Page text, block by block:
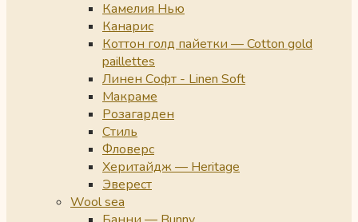
Камелия Нью
Канарис
Коттон голд пайетки — Cotton gold
paillettes
Линен Софт - Linen Soft
Макраме
Розагарден
Стиль
Фловерс
Херитайдж — Heritage
Эверест
Wool sea